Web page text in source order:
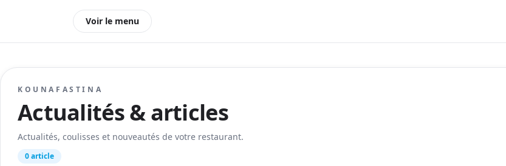
Voir le menu
KOUNAFASTINA
Actualités & articles
Actualités, coulisses et nouveautés de votre restaurant.
0 article